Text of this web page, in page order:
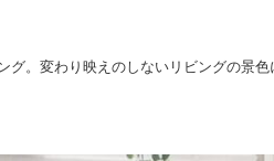
グ。変わり映えのしないリビングの景色